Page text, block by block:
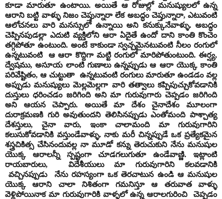
కూడా మారుతూ ఉంటాయి. అయితే ఆ రోజుల్లో మనుష్యులలో ఉన్న
ఆరాని బట్టి వాళ్ళు నిజం చెప్తున్నారా లేక అబద్ధం చెప్తున్నారా, ఎటువంటి
ఆలోచనలు వారి మనస్సులో ఉన్నాయి అని కనుక్కునేవాళ్ళు. అబద్ధం
చెప్పినపుడల్లా ఎదుటి వ్యక్తిలోని ఆరా ఏదైతే ఉందో దాని కాంతి కొంచెం
తగ్గిపోతూ ఉంటుంది. అంటే కాకుండా స్వచ్చమైనటువంటి నీలం రంగులో
ఉన్నటువంటి ఆ ఆరా కొద్దిగా మట్టి రంగులో మారిపోతుంటుంది. ఈర్ష్య,
ద్వేషము, అసూయ లాంటి గుణాలు ఉన్నప్పుడు ఆ ఆరా యొక్క కాంతి
పరివేష్టితం, ఆ చుట్టుతా ఉన్నటువంటి రంగులు మారుతూ ఉండడం వల్ల
అప్పుడు మనుష్యులు మెల్లమెల్లగా వారి తత్వాలు కప్పిపుచ్చుకోవడానికి
దుస్తులు ధరించడం జరిగింది అని మా గురువుగారు చెప్పడం జరిగింది
అని ఆయన చెప్పారు. అయితే మా దేశం చైనాదేశం మూలంగా
దురాక్రమణకి గురి అవుతుందని తెలిసినప్పుడు ఎంతోమంది పాశ్చాత్య
దేశస్తులు, చైనా వారు, ఇంకా చాలామంది మా గురువుగారిని
కలుసుకోవడానికి వస్తుండేవాళ్ళు. నాకు మరీ చిన్నప్పుడే ఒక ప్రత్యేకమైన
శస్త్రచికిత్స చేసినందువల్ల నా మూడో కన్ను తెరుచుకుని నేను మనుషుల
యొక్క ఆరాలన్నీ స్పష్టంగా చూడగలుగుతూ ఉండేవాణ్ణి. ఇట్లాంటి
రాయబారులు, విదేశీయులు మా గురువుగారిని కలవడానికి
వచ్చినప్పుడు నేను రహస్యంగా ఒక తెరచాటున ఉండి ఆ మనుషుల
యొక్క ఆరాని చాలా నిశితంగా గమనిస్తూ ఆ తరువాత వాళ్ళు
వెళ్లిపోయినాక మా గురువుగారికి వాళ్ళలో ఉన్న ఆరాలగురించి చెప్పడం